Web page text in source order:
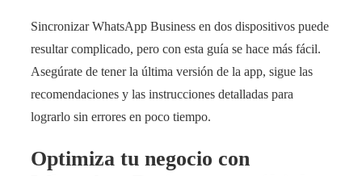
Sincronizar WhatsApp Business en dos dispositivos puede
resultar complicado, pero con esta guía se hace más fácil.
Asegúrate de tener la última versión de la app, sigue las
recomendaciones y las instrucciones detalladas para
lograrlo sin errores en poco tiempo.
Optimiza tu negocio con